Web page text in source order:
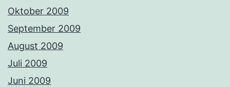
Oktober 2009
September 2009
August 2009
Juli 2009
Juni 2009